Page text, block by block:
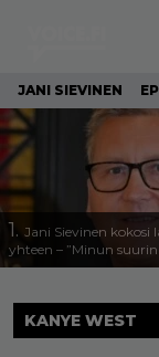
JANI SIEVINEN
1. Jani Sievinen kokosi
yhteen – ”Minun
KANYE WEST